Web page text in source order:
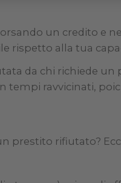
un credito e
rispetto alla tua
da chi richiede un
tempi ravvicinati,
prestito rifiutato?